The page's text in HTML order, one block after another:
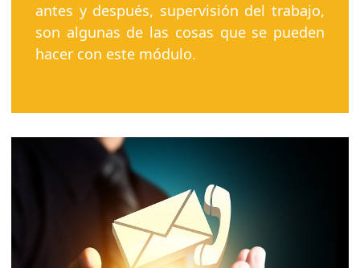
antes y después, supervisión del trabajo,
son algunas de las cosas que se pueden
hacer con este módulo.